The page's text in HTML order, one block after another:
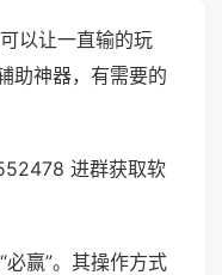
以让一直输的玩
助神器，有需要的
进群获取软
赢”。其操作方式